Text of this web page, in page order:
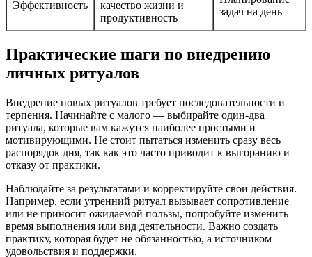
Эффективность
качество жизни и
продуктивность
задач на день
Практические шаги по внедрению
личных ритуалов
Внедрение новых ритуалов требует последовательности и
терпения. Начинайте с малого — выбирайте один-два
ритуала, которые вам кажутся наиболее простыми и
мотивирующими. Не стоит пытаться изменить сразу весь
распорядок дня, так как это часто приводит к выгоранию и
отказу от практики.
Наблюдайте за результатами и корректируйте свои действия.
Например, если утренний ритуал вызывает сопротивление
или не приносит ожидаемой пользы, попробуйте изменить
время выполнения или вид деятельности. Важно создать
практику, которая будет не обязанностью, а источником
удовольствия и поддержки.